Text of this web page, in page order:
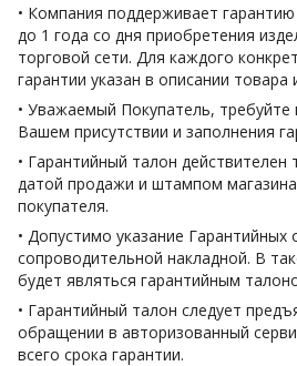
• Компания поддерживает
до 1 года со дня приобретения
торговой сети. Для каждого
гарантии указан в описании
• Уважаемый Покупатель, требуйте
Вашем присутствии и заполнения
• Гарантийный талон действителен
датой продажи и штампом
покупателя.
• Допустимо указание Гарантийных
сопроводительной накладной. В
будет являться гарантийным
• Гарантийный талон следует
обращении в авторизованный
всего срока гарантии.